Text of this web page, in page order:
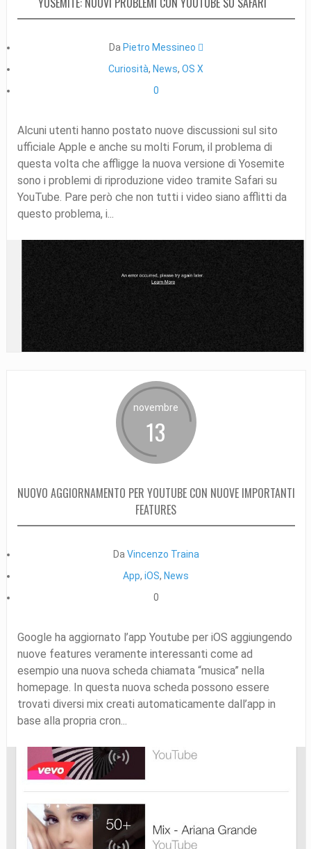
Da Pietro Messineo 
Curiosità, News,OS X
0
Alcuni utenti hanno postato nuove discussioni sul sito
ufficiale Apple e anche su molti Forum, il problema di
questa volta che affligge la nuova versione di Yosemite
sono i problemi di riproduzione video tramite Safari su
YouTube. Pare però che non tutti i video siano afflitti da
questo problema, i...
novembre
13
NUOVO AGGIORNAMENTO PER YOUTUBE CON NUOVE IMPORTANTI
FEATURES
DaVincenzo Traina
App,iOS, News
0
Google ha aggiornato l’app Youtube per iOS aggiungendo
nuove features veramente interessanti come ad
esempio una nuova scheda chiamata “musica” nella
homepage. In questa nuova scheda possono essere
trovati diversi mix creati automaticamente dall’app in
base alla propria cron...